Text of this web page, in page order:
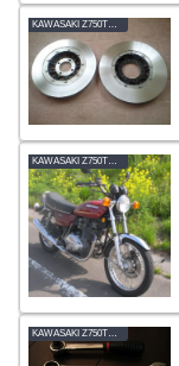
KAWASAKI Z750TWIN-B1_1978
KAWASAKI Z750TWIN-B1_1978